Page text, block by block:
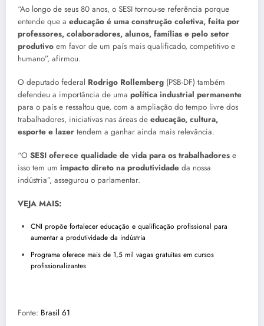
“Ao longo de seus 80 anos, o SESI tornou-se referência porque
entende que a educação é uma construção coletiva, feita por
professores, colaboradores, alunos, famílias e pelo setor
produtivo em favor de um país mais qualificado, competitivo e
humano”, afirmou.
O deputado federal Rodrigo Rollemberg (PSB-DF) também
defendeu a importância de uma política industrial permanente
para o país e ressaltou que, com a ampliação do tempo livre dos
trabalhadores, iniciativas nas áreas de educação, cultura,
esporte e lazer tendem a ganhar ainda mais relevância.
“O SESI oferece qualidade de vida para os trabalhadores e
isso tem um impacto direto na produtividade da nossa
indústria”, assegurou o parlamentar.
VEJA MAIS:
CNI propõe fortalecer educação e qualificação profissional para
aumentar a produtividade da indústria
Programa oferece mais de 1,5 mil vagas gratuitas em cursos
profissionalizantes
Fonte: Brasil 61